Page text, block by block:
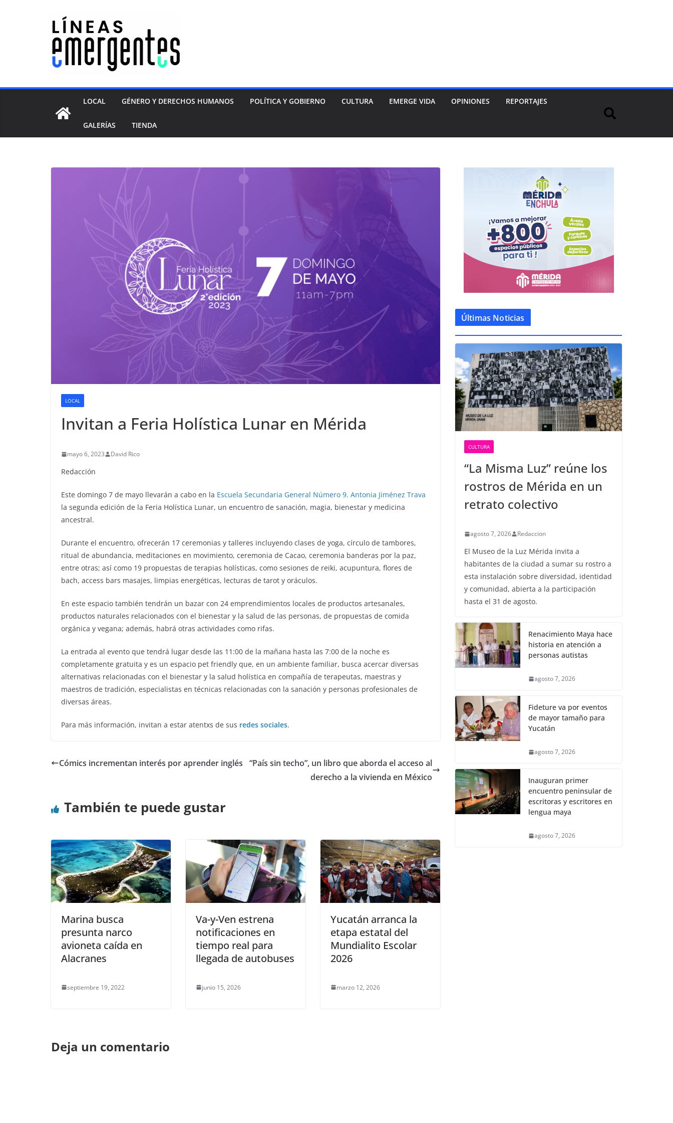
LOCAL GÉNERO Y DERECHOS HUMANOS POLÍTICA Y GOBIERNO CULTURA EMERGE VIDA OPINIONES REPORTAJES
GALERÍAS TIENDA
LOCAL
Invitan a Feria Holística Lunar en Mérida
mayo 6, 2023 David Rico
Redacción
Este domingo 7 de mayo llevarán a cabo en la Escuela Secundaria General Número 9. Antonia Jiménez Trava
la segunda edición de la Feria Holística Lunar, un encuentro de sanación, magia, bienestar y medicina
ancestral.
Durante el encuentro, ofrecerán 17 ceremonias y talleres incluyendo clases de yoga, círculo de tambores,
ritual de abundancia, meditaciones en movimiento, ceremonia de Cacao, ceremonia banderas por la paz,
entre otras; así como 19 propuestas de terapias holísticas, como sesiones de reiki, acupuntura, flores de
bach, access bars masajes, limpias energéticas, lecturas de tarot y oráculos.
En este espacio también tendrán un bazar con 24 emprendimientos locales de productos artesanales,
productos naturales relacionados con el bienestar y la salud de las personas, de propuestas de comida
orgánica y vegana; además, habrá otras actividades como rifas.
La entrada al evento que tendrá lugar desde las 11:00 de la mañana hasta las 7:00 de la noche es
completamente gratuita y es un espacio pet friendly que, en un ambiente familiar, busca acercar diversas
alternativas relacionadas con el bienestar y la salud holística en compañía de terapeutas, maestras y
maestros de tradición, especialistas en técnicas relacionadas con la sanación y personas profesionales de
diversas áreas.
Para más información, invitan a estar atentxs de sus redes sociales.
Cómics incrementan interés por aprender inglés
“País sin techo”, un libro que aborda el acceso al
derecho a la vivienda en México
También te puede gustar
Marina busca
presunta narco
avioneta caída en
Alacranes
septiembre 19, 2022
Va-y-Ven estrena
notificaciones en
tiempo real para
llegada de autobuses
junio 15, 2026
Yucatán arranca la
etapa estatal del
Mundialito Escolar
2026
marzo 12, 2026
Deja un comentario
Últimas Noticias
CULTURA
“La Misma Luz” reúne los
rostros de Mérida en un
retrato colectivo
agosto 7, 2026 Redaccion
El Museo de la Luz Mérida invita a
habitantes de la ciudad a sumar su rostro a
esta instalación sobre diversidad, identidad
y comunidad, abierta a la participación
hasta el 31 de agosto.
Renacimiento Maya hace
historia en atención a
personas autistas
agosto 7, 2026
Fideture va por eventos
de mayor tamaño para
Yucatán
agosto 7, 2026
Inauguran primer
encuentro peninsular de
escritoras y escritores en
lengua maya
agosto 7, 2026